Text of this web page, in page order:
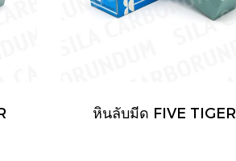
หินลับมีด FIVE TIGER